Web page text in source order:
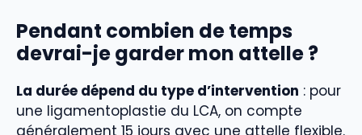
Pendant combien de temps
devrai-je garder mon attelle ?
La durée dépend du type d’intervention : pour
une ligamentoplastie du LCA, on compte
généralement 15 jours avec une attelle flexible.